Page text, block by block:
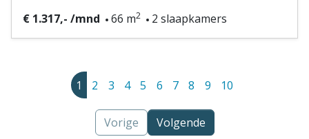
€ 1.317,- /mnd 66 m2 2 slaapkamers
1 2 3 4 5 6 7 8 9 10
Vorige Volgende